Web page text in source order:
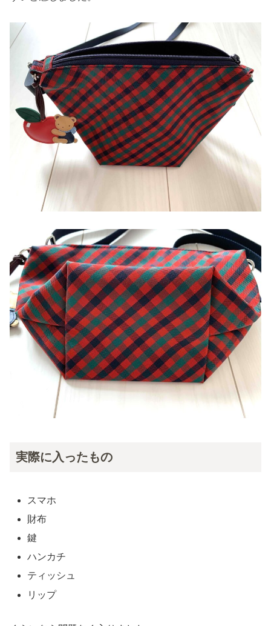
実際に入ったもの
スマホ
財布
鍵
ハンカチ
ティッシュ
リップ